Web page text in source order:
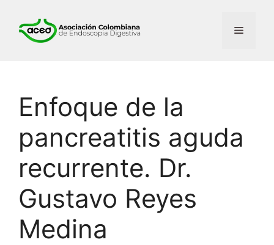
Enfoque de la
pancreatitis aguda
recurrente. Dr.
Gustavo Reyes
Medina